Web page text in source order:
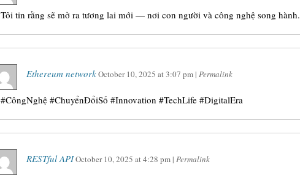
Tôi tin rằng sẽ mở ra tương lai mới — nơi con người và công nghệ song hành.
Ethereum networkOctober 10, 2025 at3:07 pm | Permalink
#CôngNghệ #ChuyểnĐổiSố #Innovation #TechLife #DigitalEra
RESTful APIOctober 10, 2025 at4:28 pm | Permalink